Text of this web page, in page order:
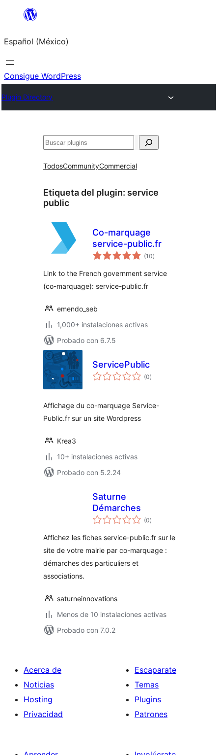
Saltar
contenido
Español (México)
Consigue WordPress
Plugin Directory
Buscar
TodosCommunityCommercial
Etiqueta del plugin: service
public
Co-marquage
service-public.fr
(10total
de
)
Link to the French government service
(co-marquage): service-public.fr
emendo_seb
1,000+ instalaciones activas
Probado con 6.7.5
ServicePublic
(0total
de
)
Affichage du co-marquage Service-
Public.fr sur un site Wordpress
Krea3
10+ instalaciones activas
Probado con 5.2.24
Saturne
Démarches
(0total
de
)
Affichez les fiches service-public.fr sur le
site de votre mairie par co-marquage :
démarches des particuliers et
associations.
saturneinnovations
Menos de 10 instalaciones activas
Probado con 7.0.2
Acerca de
Noticias
Hosting
Privacidad
Escaparate
Temas
Plugins
Patrones